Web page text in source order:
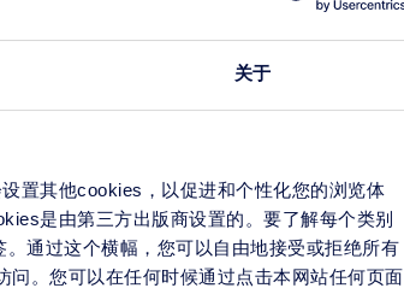
关于
置其他cookies，以促进和个性化您的浏览体
是由第三方出版商设置的。要了解每个类别
通过这个横幅，您可以自由地接受或拒绝所有
。您可以在任何时候通过点击本网站任何页面